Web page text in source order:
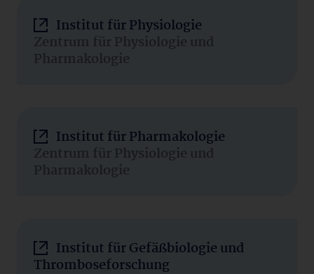
Institut für Physiologie
Zentrum für Physiologie und
Pharmakologie
Institut für Pharmakologie
Zentrum für Physiologie und
Pharmakologie
Institut für Gefäßbiologie und
Thromboseforschung